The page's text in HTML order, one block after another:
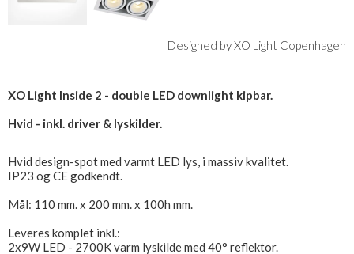
Designed by XO Light Copenhagen
XO Light Inside 2 - double LED downlight kipbar.
Hvid - inkl. driver & lyskilder.
Hvid design-spot med varmt LED lys, i massiv kvalitet.
IP23 og CE godkendt.
Mål: 110 mm. x 200 mm. x 100h mm.
Leveres komplet inkl.:
2x9W LED - 2700K varm lyskilde med 40° reflektor.